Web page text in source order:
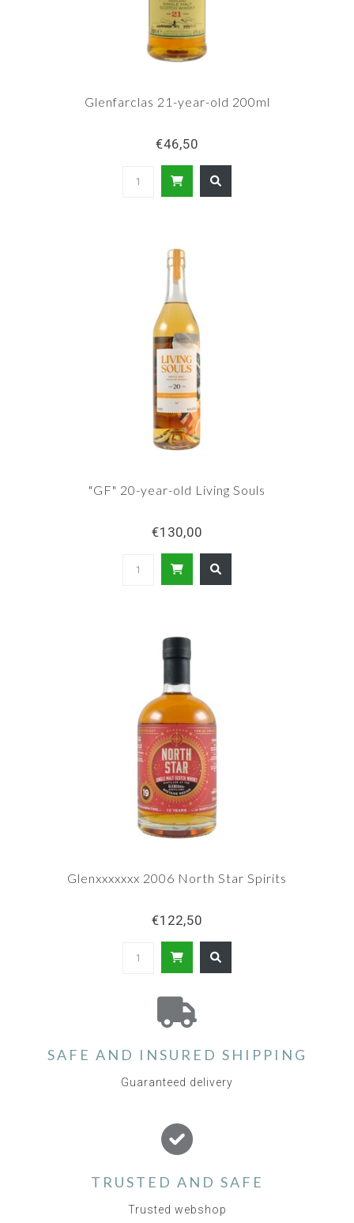
Glenfarclas 21-year-old 200ml
€46,50
"GF" 20-year-old Living Souls
€130,00
Glenxxxxxxx 2006 North Star Spirits
€122,50
SAFE AND INSURED SHIPPING
Guaranteed delivery
TRUSTED AND SAFE
Trusted webshop